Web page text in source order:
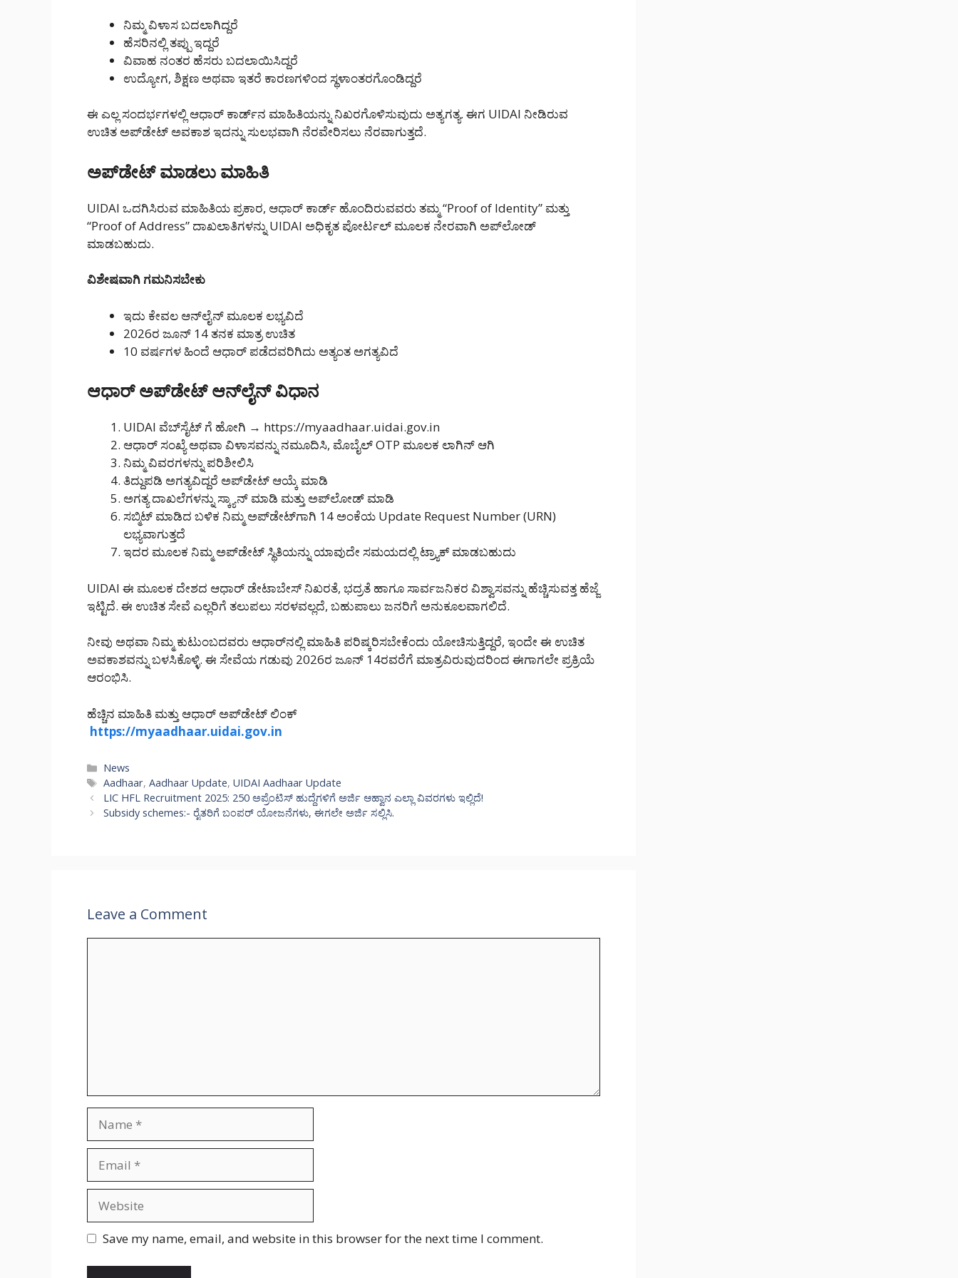
ನಿಮ್ಮ ವಿಳಾಸ ಬದಲಾಗಿದ್ದರೆ
ಹೆಸರಿನಲ್ಲಿ ತಪ್ಪು ಇದ್ದರೆ
ವಿವಾಹ ನಂತರ ಹೆಸರು ಬದಲಾಯಿಸಿದ್ದರೆ
ಉದ್ಯೋಗ, ಶಿಕ್ಷಣ ಅಥವಾ ಇತರೆ ಕಾರಣಗಳಿಂದ ಸ್ಥಳಾಂತರಗೊಂಡಿದ್ದರೆ
ಈ ಎಲ್ಲ ಸಂದರ್ಭಗಳಲ್ಲಿ ಆಧಾರ್ ಕಾರ್ಡ್‌ನ ಮಾಹಿತಿಯನ್ನು ನಿಖರಗೊಳಿಸುವುದು ಅತ್ಯಗತ್ಯ. ಈಗ UIDAI ನೀಡಿರುವ
ಉಚಿತ ಅಪ್‌ಡೇಟ್ ಅವಕಾಶ ಇದನ್ನು ಸುಲಭವಾಗಿ ನೆರವೇರಿಸಲು ನೆರವಾಗುತ್ತದೆ.
ಅಪ್‌ಡೇಟ್ ಮಾಡಲು ಮಾಹಿತಿ
UIDAI ಒದಗಿಸಿರುವ ಮಾಹಿತಿಯ ಪ್ರಕಾರ, ಆಧಾರ್ ಕಾರ್ಡ್ ಹೊಂದಿರುವವರು ತಮ್ಮ “Proof of Identity” ಮತ್ತು
“Proof of Address” ದಾಖಲಾತಿಗಳನ್ನು UIDAI ಅಧಿಕೃತ ಪೋರ್ಟಲ್ ಮೂಲಕ ನೇರವಾಗಿ ಅಪ್‌ಲೋಡ್
ಮಾಡಬಹುದು.
ವಿಶೇಷವಾಗಿ ಗಮನಿಸಬೇಕು
ಇದು ಕೇವಲ ಆನ್‌ಲೈನ್ ಮೂಲಕ ಲಭ್ಯವಿದೆ
2026ರ ಜೂನ್ 14 ತನಕ ಮಾತ್ರ ಉಚಿತ
10 ವರ್ಷಗಳ ಹಿಂದೆ ಆಧಾರ್ ಪಡೆದವರಿಗಿದು ಅತ್ಯಂತ ಅಗತ್ಯವಿದೆ
ಆಧಾರ್ ಅಪ್‌ಡೇಟ್ ಆನ್‌ಲೈನ್ ವಿಧಾನ
UIDAI ವೆಬ್‌ಸೈಟ್ ಗೆ ಹೋಗಿ → https://myaadhaar.uidai.gov.in
ಆಧಾರ್ ಸಂಖ್ಯೆ ಅಥವಾ ವಿಳಾಸವನ್ನು ನಮೂದಿಸಿ, ಮೊಬೈಲ್ OTP ಮೂಲಕ ಲಾಗಿನ್ ಆಗಿ
ನಿಮ್ಮ ವಿವರಗಳನ್ನು ಪರಿಶೀಲಿಸಿ
ತಿದ್ದುಪಡಿ ಅಗತ್ಯವಿದ್ದರೆ ಅಪ್‌ಡೇಟ್ ಆಯ್ಕೆ ಮಾಡಿ
ಅಗತ್ಯ ದಾಖಲೆಗಳನ್ನು ಸ್ಕ್ಯಾನ್ ಮಾಡಿ ಮತ್ತು ಅಪ್‌ಲೋಡ್ ಮಾಡಿ
ಸಬ್ಮಿಟ್ ಮಾಡಿದ ಬಳಿಕ ನಿಮ್ಮ ಅಪ್‌ಡೇಟ್‌ಗಾಗಿ 14 ಅಂಕೆಯ Update Request Number (URN)
ಲಭ್ಯವಾಗುತ್ತದೆ
ಇದರ ಮೂಲಕ ನಿಮ್ಮ ಅಪ್‌ಡೇಟ್ ಸ್ಥಿತಿಯನ್ನು ಯಾವುದೇ ಸಮಯದಲ್ಲಿ ಟ್ರ್ಯಾಕ್ ಮಾಡಬಹುದು
UIDAI ಈ ಮೂಲಕ ದೇಶದ ಆಧಾರ್ ಡೇಟಾಬೇಸ್ ನಿಖರತೆ, ಭದ್ರತೆ ಹಾಗೂ ಸಾರ್ವಜನಿಕರ ವಿಶ್ವಾಸವನ್ನು ಹೆಚ್ಚಿಸುವತ್ತ ಹೆಜ್ಜೆ
ಇಟ್ಟಿದೆ. ಈ ಉಚಿತ ಸೇವೆ ಎಲ್ಲರಿಗೆ ತಲುಪಲು ಸರಳವಲ್ಲದೆ, ಬಹುಪಾಲು ಜನರಿಗೆ ಅನುಕೂಲವಾಗಲಿದೆ.
ನೀವು ಅಥವಾ ನಿಮ್ಮ ಕುಟುಂಬದವರು ಆಧಾರ್‌ನಲ್ಲಿ ಮಾಹಿತಿ ಪರಿಷ್ಕರಿಸಬೇಕೆಂದು ಯೋಚಿಸುತ್ತಿದ್ದರೆ, ಇಂದೇ ಈ ಉಚಿತ
ಅವಕಾಶವನ್ನು ಬಳಸಿಕೊಳ್ಳಿ. ಈ ಸೇವೆಯ ಗಡುವು 2026ರ ಜೂನ್ 14ರವರೆಗೆ ಮಾತ್ರವಿರುವುದರಿಂದ ಈಗಾಗಲೇ ಪ್ರಕ್ರಿಯೆ
ಆರಂಭಿಸಿ.
ಹೆಚ್ಚಿನ ಮಾಹಿತಿ ಮತ್ತು ಆಧಾರ್ ಅಪ್‌ಡೇಟ್ ಲಿಂಕ್
https://myaadhaar.uidai.gov.in
Categories
News
Tags
Aadhaar,Aadhaar Update,UIDAI Aadhaar Update
LIC HFL Recruitment 2025: 250 ಅಪ್ರೆಂಟಿಸ್ ಹುದ್ದೆಗಳಿಗೆ ಅರ್ಜಿ ಆಹ್ವಾನ ಎಲ್ಲಾ ವಿವರಗಳು ಇಲ್ಲಿದೆ!
Subsidy schemes:- ರೈತರಿಗೆ ಬಂಪರ್ ಯೋಜನೆಗಳು, ಈಗಲೇ ಅರ್ಜಿ ಸಲ್ಲಿಸಿ.
Leave a Comment
Save my name, email, and website in this browser for the next time I comment.